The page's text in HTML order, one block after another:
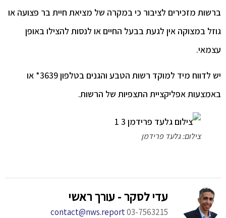
מזכירים לציבור כי במקרה של מציאת חיית בר פצועה או
במצוקה אין לגעת בבעל החיים או לנסות להצילו באופן
יש לדווח מיד למוקד רשות הטבע והגנים בטלפון 3639* או
אפליקציית התצפיות של הרשות.
צילום: גלעד פרידמן
עדי לסקר - עורך ראשי
03-7563215
contact@nws.report